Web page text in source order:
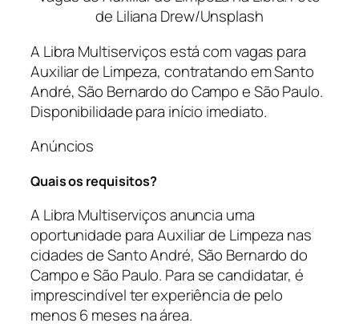
de Liliana Drew/Unsplash
A Libra Multiserviços está com vagas para
Auxiliar de Limpeza, contratando em Santo
André, São Bernardo do Campo e São Paulo.
Disponibilidade para início imediato.
Anúncios
Quais os requisitos?
A Libra Multiserviços anuncia uma
oportunidade para Auxiliar de Limpeza nas
cidades de Santo André, São Bernardo do
Campo e São Paulo. Para se candidatar, é
imprescindível ter experiência de pelo
menos 6 meses na área.